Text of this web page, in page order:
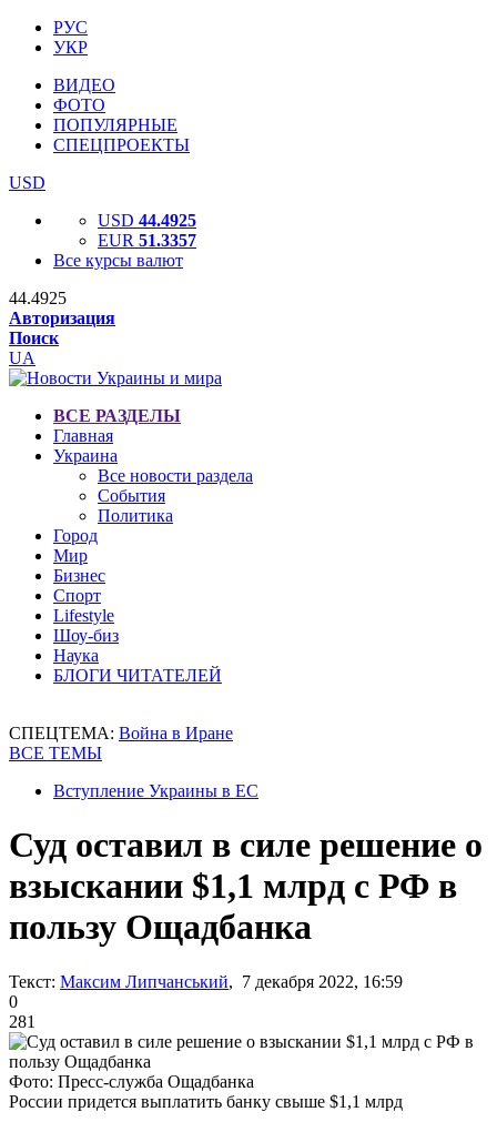
РУС
УКР
ВИДЕО
ФОТО
ПОПУЛЯРНЫЕ
СПЕЦПРОЕКТЫ
USD
USD 44.4925
EUR 51.3357
Все курсы валют
44.4925
Авторизация
Поиск
UA
ВСЕ РАЗДЕЛЫ
Главная
Украина
Все новости раздела
События
Политика
Город
Мир
Бизнес
Спорт
Lifestyle
Шоу-биз
Наука
БЛОГИ ЧИТАТЕЛЕЙ
СПЕЦТЕМА: Война в Иране
ВСЕ ТЕМЫ
Вступление Украины в ЕС
Суд оставил в силе решение о
взыскании $1,1 млрд с РФ в
пользу Ощадбанка
Текст: Максим Липчанський, 7 декабря 2022, 16:59
0
281
Фото: Пресс-служба Ощадбанка
России придется выплатить банку свыше $1,1 млрд